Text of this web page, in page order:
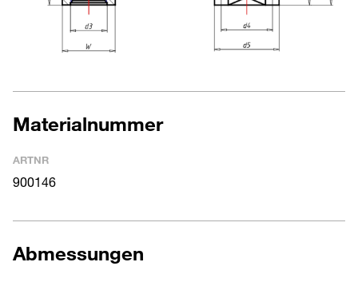
Materialnummer
ARTNR
900146
Abmessungen